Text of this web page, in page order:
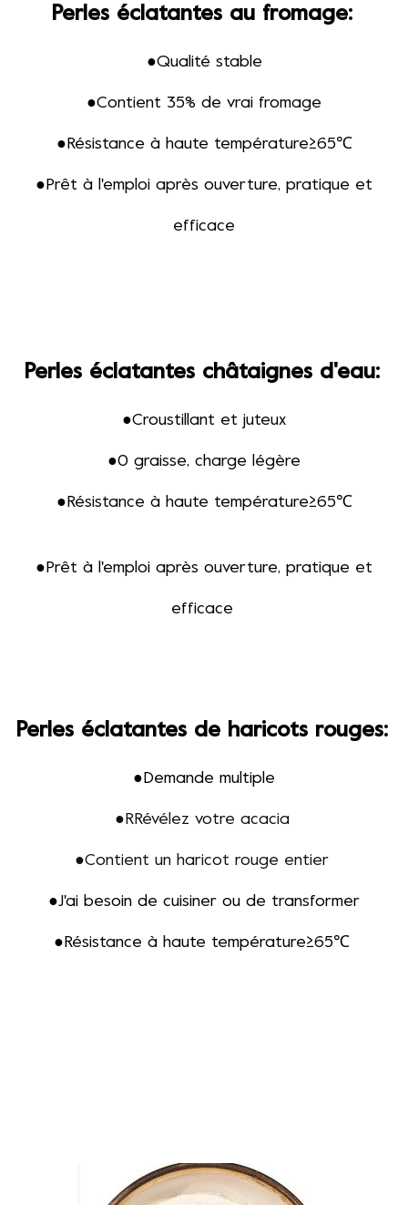
Perles éclatantes au fromage:
●Qualité stable
●Contient 35% de vrai fromage
● Résistance à haute température≥65℃
● Prêt à l'emploi après ouverture, pratique et
efficace
Perles éclatantes châtaignes d'eau:
●Croustillant et juteux
●0 graisse, charge légère
● Résistance à haute température≥65℃
●Prêt à l'emploi après ouverture, pratique et
efficace
Perles éclatantes de haricots rouges:
● Demande multiple
●RRévélez votre acacia
●Contient un haricot rouge entier
●J'ai besoin de cuisiner ou de transformer
● Résistance à haute température≥65℃